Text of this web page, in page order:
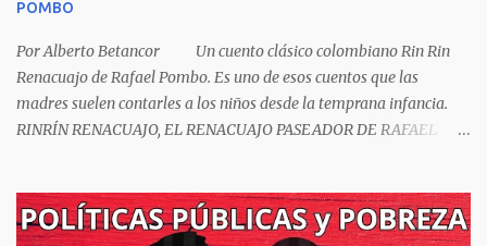
POMBO
Por Alberto Betancor Un cuento clásico colombiano Rin Rin
Renacuajo de Rafael Pombo. Es uno de esos cuentos que las
madres suelen contarles a los niños desde la temprana infancia.
RINRÍN RENACUAJO, EL RENACUAJO PASEADOR DE RAFAEL
Sombrero encintado y chupa de boda. -¡Muchacho, no salgas!- le
grita mamá pero él hace un gesto y orondo se va. Halló en el